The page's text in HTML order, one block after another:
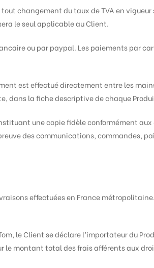
changement du taux de TVA en vigueur
le seul applicable au Client.
ou par paypal. Les paiements par
est effectué directement entre les
dans la fiche descriptive de chaque
une copie fidèle conformément
des communications, commandes,
effectuées en France
le Client se déclare l’importateur du
montant total des frais afférents aux